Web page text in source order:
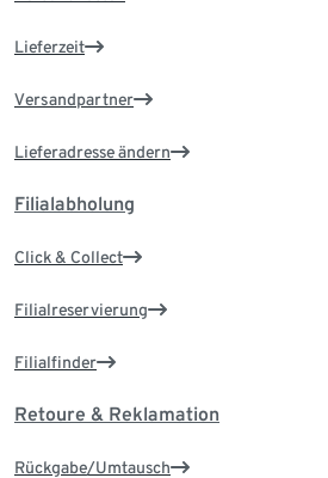
Lieferzeit
Versandpartner
Lieferadresse ändern
Filialabholung
Click & Collect
Filialreservierung
Filialfinder
Retoure & Reklamation
Rückgabe/Umtausch